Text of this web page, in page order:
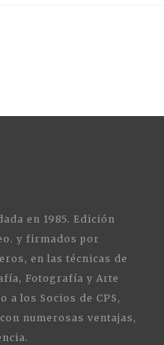
en 1985. Edición
y firmados por
en las técnicas de
Fotografía y Arte
a los Socios de CPS,
numerosas ventajas,